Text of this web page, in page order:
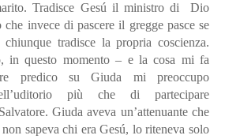
Tradisce Gesú il ministro di Dio
invece di pascere il gregge pasce se
chiunque tradisce la propria coscienza.
in questo momento – e la cosa mi fa
predico su Giuda mi preoccupo
più che di partecipare
Giuda aveva un’attenuante che
sapeva chi era Gesú, lo riteneva solo